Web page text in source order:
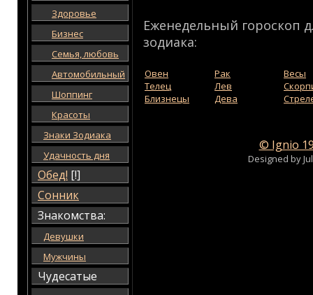
Здоровье
Бизнес
Семья, любовь
Автомобильный
Шоппинг
Красоты
Знаки Зодиака
Удачность дня
Обед! [!]
Сонник
Знакомства:
Девушки
Мужчины
Чудесатые
Еженедельный гороскоп
зодиака:
Овен
Телец
Близнецы
Рак
Лев
Дева
Весы
© Ignio
Designed by